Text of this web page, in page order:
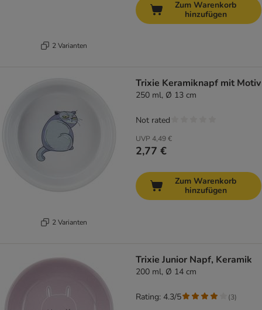
2 Varianten
Zum Warenkorb
hinzufügen
2 Varianten
Trixie Keramiknapf mit Motiv
250 ml, Ø 13 cm
UVP 4,49 €
2,77 €
Not rated
Zum Warenkorb
hinzufügen
Trixie Junior Napf, Keramik
200 ml, Ø 14 cm
Rating: 4.3/5 (3)